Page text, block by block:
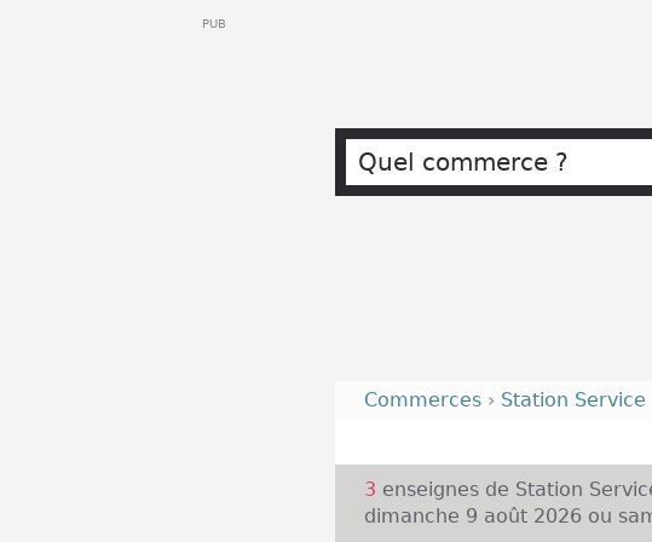
Commerces › Station Service
3 enseignes de Station
dimanche 9 août 2026 ou
PUB